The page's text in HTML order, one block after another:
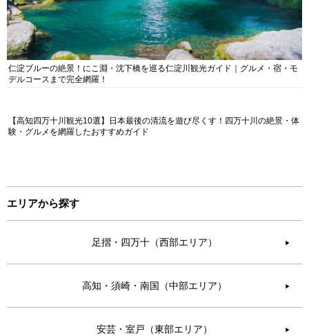
仁淀ブルーの絶景！にこ淵・沈下橋を巡る仁淀川観光ガイド｜グルメ・宿・モ
デルコースまで完全網羅！
【高知四万十川観光10選】日本最後の清流を遊び尽くす！四万十川の絶景・体
験・グルメを網羅したおすすめガイド
エリアから探す
足摺・四万十（西部エリア） ▶︎
高知・須崎・南国（中部エリア） ▶︎
安芸・室戸（東部エリア） ▶︎